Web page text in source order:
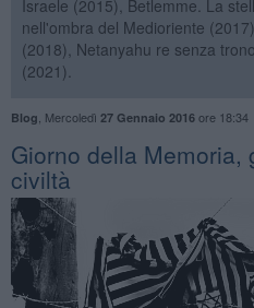
Israele (2015), Betlemme. La
nell'ombra del Medioriente
(2018), Netanyahu re senza
(2021).
Blog Mercoledì 27 Gennaio 2016ore 18:34
Giorno della Memoria,
civiltà